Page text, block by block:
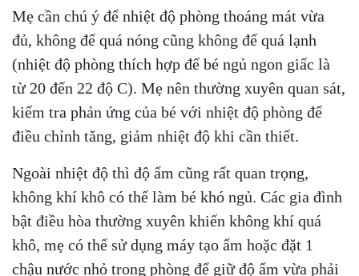
Mẹ cần chú ý để nhiệt độ phòng thoáng mát vừa
đủ, không để quá nóng cũng không để quá lạnh
(nhiệt độ phòng thích hợp để bé ngủ ngon giấc là
từ 20 đến 22 độ C). Mẹ nên thường xuyên quan sát,
kiểm tra phản ứng của bé với nhiệt độ phòng để
điều chỉnh tăng, giảm nhiệt độ khi cần thiết.
Ngoài nhiệt độ thì độ ẩm cũng rất quan trọng,
không khí khô có thể làm bé khó ngủ. Các gia đình
bật điều hòa thường xuyên khiến không khí quá
khô, mẹ có thể sử dụng máy tạo ẩm hoặc đặt 1
chậu nước nhỏ trong phòng để giữ độ ẩm vừa phải